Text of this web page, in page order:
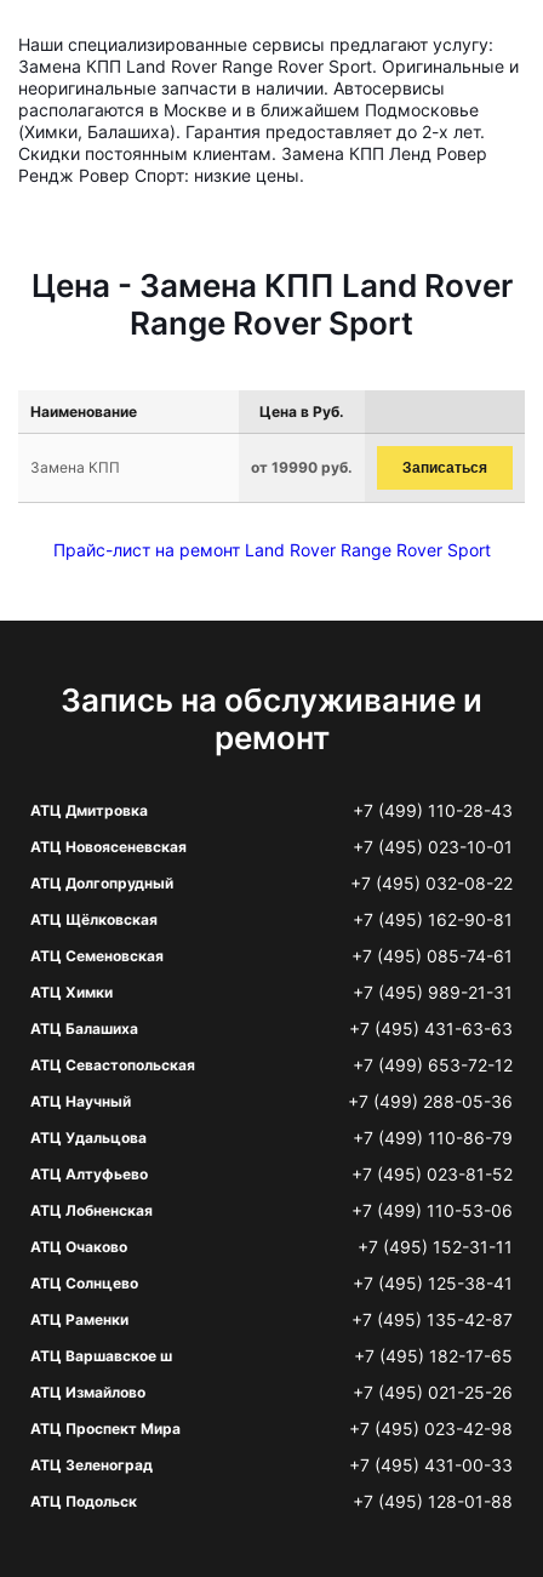
Наши специализированные сервисы предлагают услугу:
Замена КПП Land Rover Range Rover Sport. Оригинальные и
неоригинальные запчасти в наличии. Автосервисы
располагаются в Москве и в ближайшем Подмосковье
(Химки, Балашиха). Гарантия предоставляет до 2-х лет.
Скидки постоянным клиентам. Замена КПП Ленд Ровер
Рендж Ровер Спорт: низкие цены.
Цена - Замена КПП Land Rover
Range Rover Sport
Наименование Цена в Руб.
Замена КПП от 19990 руб. Записаться
Прайс-лист на ремонт Land Rover Range Rover Sport
Запись на обслуживание и
ремонт
АТЦ Дмитровка +7 (499) 110-28-43
АТЦ Новоясеневская +7 (495) 023-10-01
АТЦ Долгопрудный +7 (495) 032-08-22
АТЦ Щёлковская +7 (495) 162-90-81
АТЦ Семеновская +7 (495) 085-74-61
АТЦ Химки +7 (495) 989-21-31
АТЦ Балашиха +7 (495) 431-63-63
АТЦ Севастопольская +7 (499) 653-72-12
АТЦ Научный +7 (499) 288-05-36
АТЦ Удальцова +7 (499) 110-86-79
АТЦ Алтуфьево +7 (495) 023-81-52
АТЦ Лобненская +7 (499) 110-53-06
АТЦ Очаково +7 (495) 152-31-11
АТЦ Солнцево +7 (495) 125-38-41
АТЦ Раменки +7 (495) 135-42-87
АТЦ Варшавское ш +7 (495) 182-17-65
АТЦ Измайлово +7 (495) 021-25-26
АТЦ Проспект Мира +7 (495) 023-42-98
АТЦ Зеленоград +7 (495) 431-00-33
АТЦ Подольск +7 (495) 128-01-88